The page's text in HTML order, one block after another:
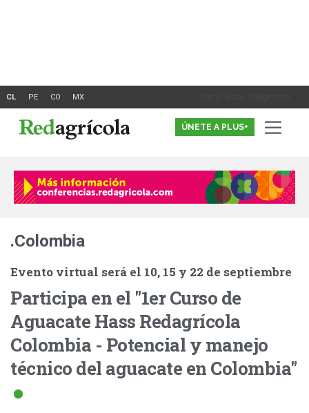
Inicia Sesión o Registrate
ÚNETE A PLUS+
.Colombia
Evento virtual será el 10, 15 y 22 de septiembre
Participa en el "1er Curso de
Aguacate Hass Redagrícola
Colombia - Potencial y manejo
técnico del aguacate en Colombia"